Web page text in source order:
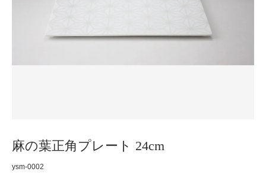
麻の葉正角プレート 24cm
ysm-0002